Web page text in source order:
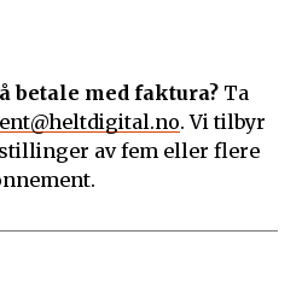
betale med faktura? Ta
. Vi tilbyr
av fem eller flere